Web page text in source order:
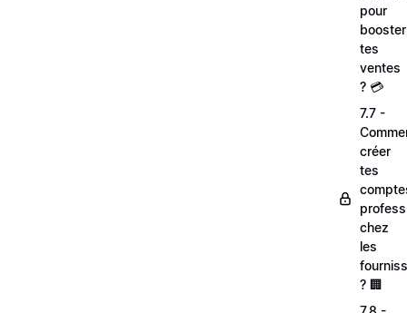
pour
booster
tes
ventes
? 💳
7.7 -
créer
tes
chez
les
? 🏢